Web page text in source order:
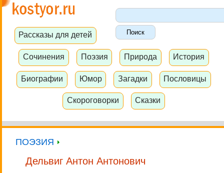
Рассказы для детей
Сочинения Поэзия Природа История
Биографии Юмор Загадки Пословицы
Скороговорки Сказки
ПОЭЗИЯ
Дельвиг Антон Антонович